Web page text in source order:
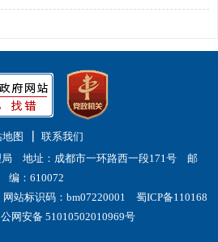
地图
联系我们
局 地址：成都市一环路西一段171号 邮
编：610072
站标识码：bm07220001 蜀ICP备110168
公网安备 51010502010969号